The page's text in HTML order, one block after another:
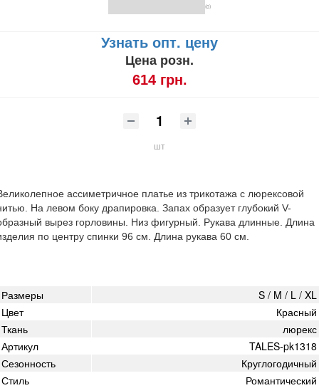
(0)
Узнать опт. цену
Цена розн.
614 грн.
шт
ассиметричное платье из трикотажа с люрексовой
На левом боку драпировка. Запах образует глубокий V-
вырез горловины. Низ фигурный. Рукава длинные. Длина
по центру спинки 96 см. Длина рукава 60 см.
Размеры
S / M / L / XL
Цвет
Красный
Ткань
люрекс
Артикул
TALES-pk1318
Сезонность
Круглогодичный
Стиль
Романтический